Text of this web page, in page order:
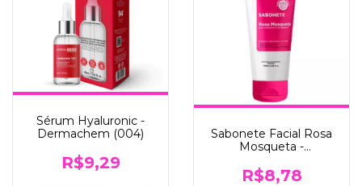
Sérum Hyaluronic -
Dermachem (004)
R$9,29
Sabonete Facial Rosa
Mosqueta -
R$8,78